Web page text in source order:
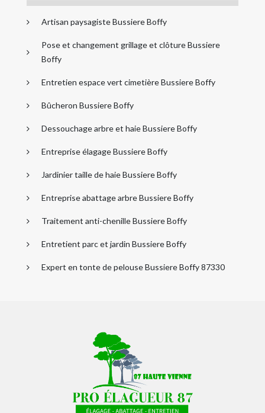
Artisan paysagiste Bussiere Boffy
Pose et changement grillage et clôture Bussiere
Boffy
Entretien espace vert cimetière Bussiere Boffy
Bûcheron Bussiere Boffy
Dessouchage arbre et haie Bussiere Boffy
Entreprise élagage Bussiere Boffy
Jardinier taille de haie Bussiere Boffy
Entreprise abattage arbre Bussiere Boffy
Traitement anti-chenille Bussiere Boffy
Entretient parc et jardin Bussiere Boffy
Expert en tonte de pelouse Bussiere Boffy 87330